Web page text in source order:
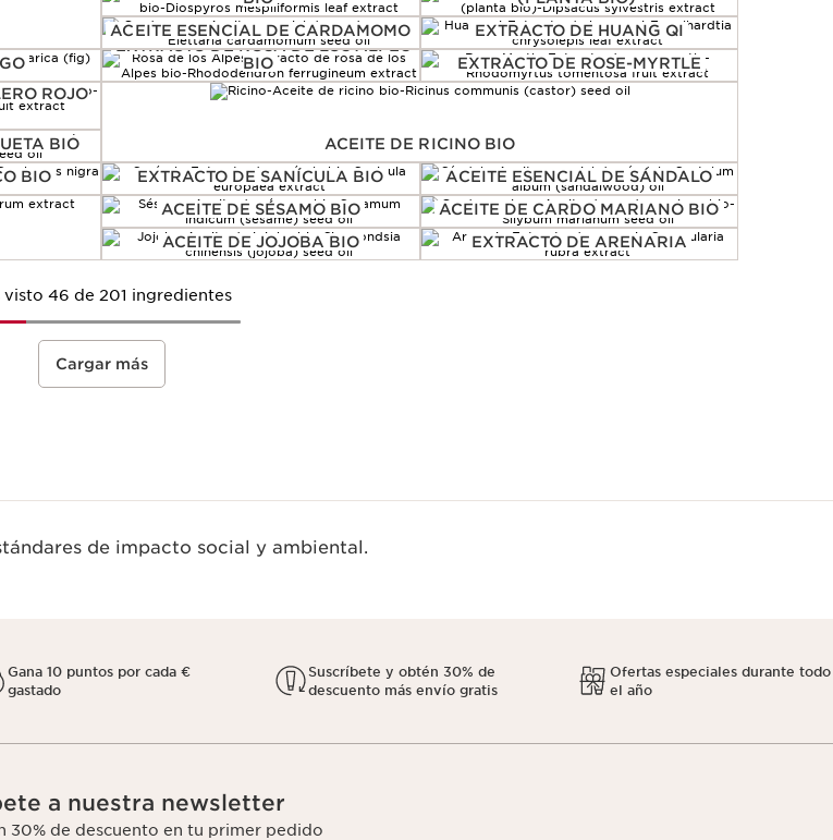
ACEITE ESENCIAL DE CARDAMOMO
EXTRACTO DE HUANG QI
EXTRACTO DE ROSA DE LOS ALPES
BIO
EXTRACTO DE ROSE-MYRTLE
ROJO
ACEITE DE RICINO BIO
BIO
BIO EXTRACTO DE SANÍCULA BIO ACEITE ESENCIAL DE SÁNDALO
ACEITE DE SÉSAMO BIO
ACEITE DE CARDO MARIANO BIO
ACEITE DE JOJOBA BIO
EXTRACTO DE ARENARIA
visto 46 de 201 ingredientes
Cargar más
de impacto social y ambiental.
Gana 10 puntos por cada €
gastado
Suscríbete y obtén 30% de
descuento más envío gratis
Ofertas especiales durante todo
el año
a nuestra newsletter
30% de descuento en tu primer pedido